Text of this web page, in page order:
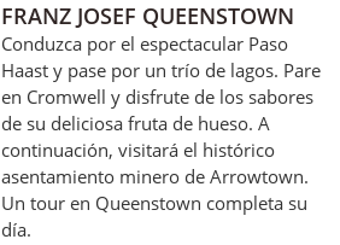
FRANZ JOSEF QUEENSTOWN
Conduzca por el espectacular Paso
Haast y pase por un trío de lagos. Pare
en Cromwell y disfrute de los sabores
de su deliciosa fruta de hueso. A
continuación, visitará el histórico
asentamiento minero de Arrowtown.
Un tour en Queenstown completa su
día.